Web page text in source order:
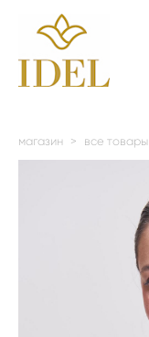
магазин > все товары